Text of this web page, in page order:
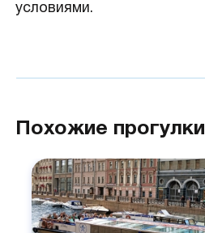
условиями.
Похожие прогулки